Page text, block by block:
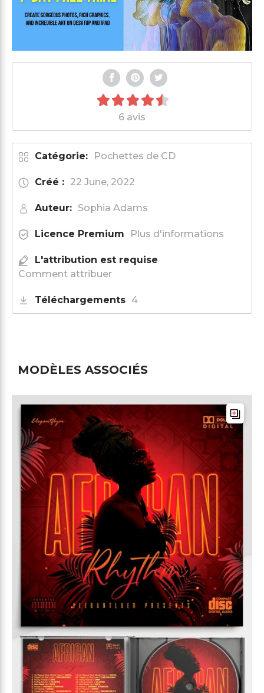
6 avis
Catégorie: Pochettes de CD
Créé : 22 June, 2022
Auteur: Sophia Adams
Licence Premium Plus d'informations
L'attribution est requise
Comment attribuer
Téléchargements 4
MODÈLES ASSOCIÉS